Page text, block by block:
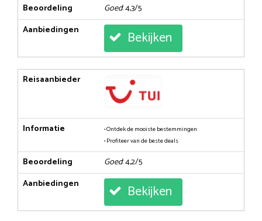
Beoordeling Goed: 4,3/5
Aanbiedingen
Bekijken
Reisaanbieder
Informatie
• Ontdek de mooiste bestemmingen
• Profiteer van de beste deals
Beoordeling Goed: 4,2/5
Aanbiedingen
Bekijken